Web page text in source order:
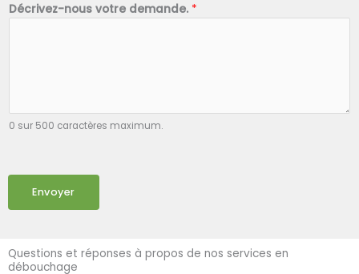
Décrivez-nous votre demande. *
0 sur 500 caractères maximum.
Envoyer
Questions et réponses à propos de nos services en
débouchage